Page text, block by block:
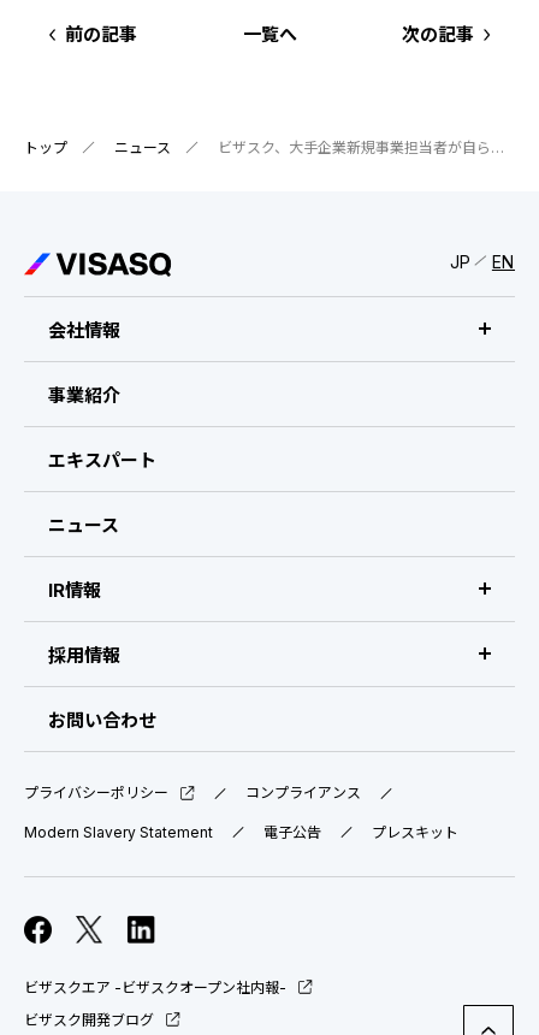
前の記事 一覧へ 次の記事
トップ ニュース ビザスク、大手企業新規事業担当者が自らの実践を発信・シェアするMeetup event “WAIGAYA”をスタート ～「現場での実行」における知見共有を通じたイノベーション創出を加速～
JP EN
会社情報
ビザスクについて
CEOメッセージ
会社概要・拠点
事業紹介
エキスパート
ニュース
IR情報
IR情報 トップ
IRライブラリ
業績ハイライト
株式について
コーポレート・ガバナンス
よくある質問
採用情報
採用サイト（日本）
中途採用：ビジネス職・コーポレート職
お問い合わせ
プライバシーポリシー コンプライアンス
Modern Slavery Statement 電子公告 プレスキット
ビザスクエア -ビザスクオープン社内報-
ビザスク開発ブログ